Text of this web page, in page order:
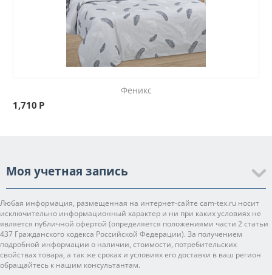
Феникс
1,710 Р
Моя учетная запись
Любая информация, размещенная на интернет-сайте cam-tex.ru носит
исключительно информационный характер и ни при каких условиях не
является публичной офертой (определяется положениями части 2 статьи
437 Гражданского кодекса Российской Федерации). За получением
подробной информации о наличии, стоимости, потребительских
свойствах товара, а так же сроках и условиях его доставки в ваш регион
обращайтесь к нашим консультантам.